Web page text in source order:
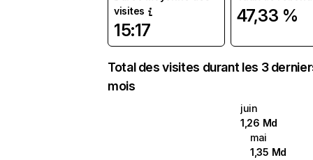
visites
15:17
47,33 %
Total des visites durant les 3
mois
juin
1,26 Md
mai
1,35 Md